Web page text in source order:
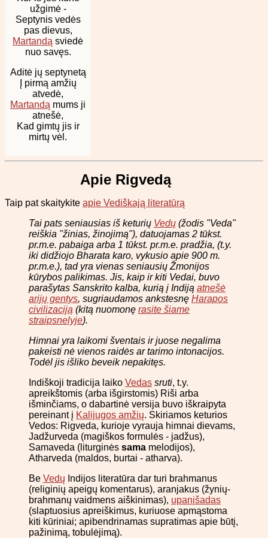
užgimė -
Septynis vedės
pas dievus,
Martandą sviedė
nuo savęs.
Aditė jų septynetą
Į pirmą amžių
atvedė,
Martandą mums ji
atnešė,
Kad gimtų jis ir
mirtų vėl.
Apie Rigvedą
Taip pat skaitykite apie Vediškają literatūrą
Tai pats seniausias iš keturių Vedų (žodis "Veda"
reiškia "žinias, žinojimą"), datuojamas 2 tūkst.
pr.m.e. pabaiga arba 1 tūkst. pr.m.e. pradžia, (t.y.
iki didžiojo Bharata karo, vykusio apie 900 m.
pr.m.e.), tad yra vienas seniausių Žmonijos
kūrybos palikimas. Jis, kaip ir kiti Vedai, buvo
parašytas Sanskrito kalba, kurią į Indiją atnešė
arijų gentys, sugriaudamos ankstesnę Harapos
civilizaciją (kitą nuomonę rasite šiame
straipsnelyje).
Himnai yra laikomi šventais ir juose negalima
pakeisti nė vienos raidės ar tarimo intonacijos.
Todėl jis išliko beveik nepakitęs.
Indiškoji tradicija laiko Vedas sruti, t.y.
apreikštomis (arba išgirstomis) Riši arba
išminčiams, o dabartinė versija buvo iškraipyta
pereinant į Kalijugos amžių. Skiriamos keturios
Vedos: Rigveda, kurioje vyrauja himnai dievams,
Jadžurveda (magiškos formulės - jadžus),
Samaveda (liturginės sama melodijos),
Atharveda (maldos, burtai - atharva).
Be Vedų Indijos literatūra dar turi brahmanus
(religinių apeigų komentarus), aranjakus (žynių-
brahmanų vaidmens aiškinimas), upanišadas
(slaptuosius apreiškimus, kuriuose apmąstoma
kiti kūriniai; apibendrinamas supratimas apie būtį,
pažinimą, tobulėjimą).